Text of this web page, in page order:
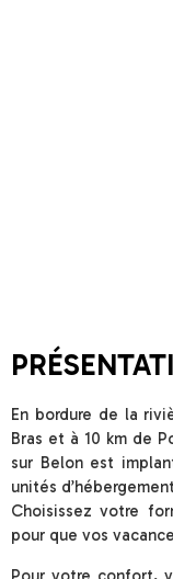
En bordure de la
Bras et à 10 km de
sur Belon est
unités
Choisissez votre
pour que vos